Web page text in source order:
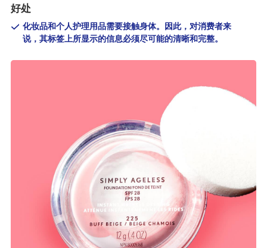
好处
化妆品和个人护理用品需要接触身体。因此，对消费者来
说，其标签上所显示的信息必须尽可能的清晰和完整。